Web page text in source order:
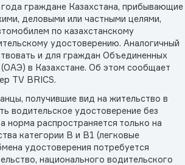
граждане Казахстана, прибывающие
деловыми или частными целями,
по казахстанскому
удостоверению. Аналогичный
и для граждан Объединенных
в Казахстане. Об этом сообщает
TV BRICS.
получившие вид на жительство в
водительское удостоверение без
норма распространяется только на
категории B и B1 (легковые
удостоверения потребуется
национального водительского